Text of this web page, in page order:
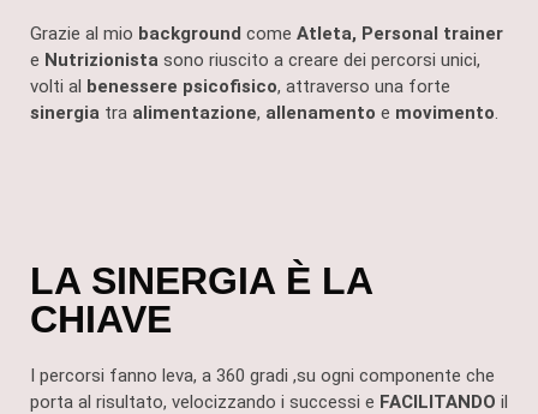
Grazie al mio background come Atleta, Personal trainer
e Nutrizionista sono riuscito a creare dei percorsi unici,
volti al benessere psicofisico, attraverso una forte
sinergia tra alimentazione, allenamento e movimento.
LA SINERGIA È LA
CHIAVE
I percorsi fanno leva, a 360 gradi ,su ogni componente che
porta al risultato, velocizzando i successi e FACILITANDO il